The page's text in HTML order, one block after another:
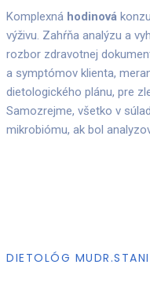
Komplexná hodinová
výživu. Zahŕňa analýzu a
rozbor zdravotnej
a symptómov klienta,
dietologického plánu, pre
Samozrejme, všetko v
mikrobiómu, ak bol
DIETOLÓG